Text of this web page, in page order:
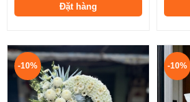
Đặt hàng
-10% -10%